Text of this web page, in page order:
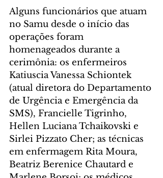
Alguns funcionários que atuam
no Samu desde o início das
operações foram
homenageados durante a
cerimônia: os enfermeiros
Katiuscia Vanessa Schiontek
(atual diretora do Departamento
de Urgência e Emergência da
SMS), Francielle Tigrinho,
Hellen Luciana Tchaikovski e
Sirlei Pizzato Cher; as técnicas
em enfermagem Rita Moura,
Beatriz Berenice Chautard e